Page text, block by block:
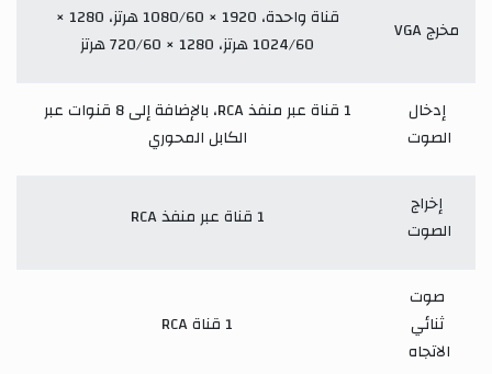
قناة واحدة، 1920 × 1080/60 هرتز، 1280 ×
1024/60 هرتز، 1280 × 720/60 هرتز
مخرج VGA
1 قناة عبر منفذ RCA، بالإضافة إلى 8 قنوات عبر
الكابل المحوري
إدخال
الصوت
1 قناة عبر منفذ RCA
إخراج
الصوت
1 قناة RCA
صوت
ثنائي
الاتجاه